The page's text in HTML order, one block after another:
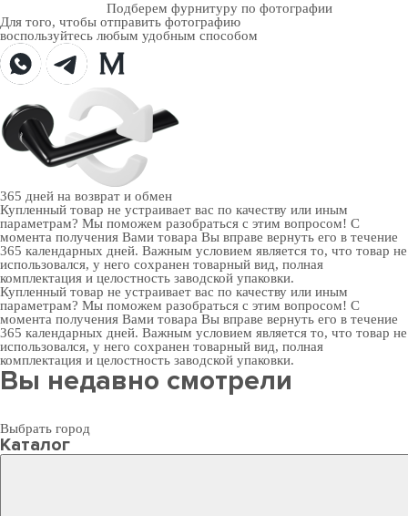
Подберем фурнитуру по фотографии
Для того, чтобы отправить фотографию
воспользуйтесь любым удобным способом
365 дней на возврат и обмен
Купленный товар не устраивает вас по качеству или иным
параметрам? Мы поможем разобраться с этим вопросом! С
момента получения Вами товара Вы вправе вернуть его в течение
365 календарных дней. Важным условием является то, что товар не
использовался, у него сохранен товарный вид, полная
комплектация и целостность заводской упаковки.
Купленный товар не устраивает вас по качеству или иным
параметрам? Мы поможем разобраться с этим вопросом! С
момента получения Вами товара Вы вправе вернуть его в течение
365 календарных дней. Важным условием является то, что товар не
использовался, у него сохранен товарный вид, полная
комплектация и целостность заводской упаковки.
Вы недавно смотрели
Выбрать город
Каталог